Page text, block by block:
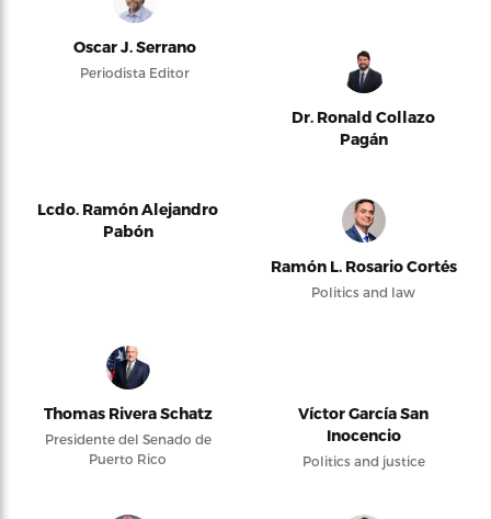
Oscar J. Serrano
Periodista Editor
Dr. Ronald Collazo
Pagán
Lcdo. Ramón Alejandro
Pabón
Ramón L. Rosario Cortés
Politics and law
Thomas Rivera Schatz
Presidente del Senado de
Puerto Rico
Víctor García San
Inocencio
Politics and justice